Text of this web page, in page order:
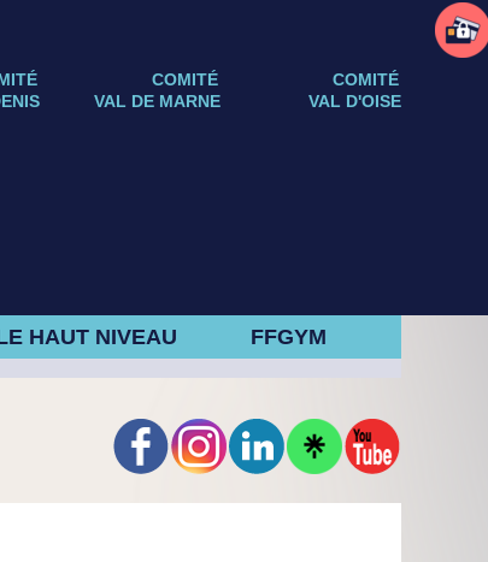
COMITÉ
COMITÉ
VAL D'OISE
VAL DE MARNE
HAUT NIVEAU FFGYM